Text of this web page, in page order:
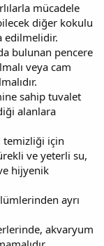
mücadele
diğer kokulu
edilmelidir.
bulunan pencere
veya cam
sahip tuvalet
alanlara
temizliği için
ve yeterli su,
hijyenik
ayrı
akvaryum